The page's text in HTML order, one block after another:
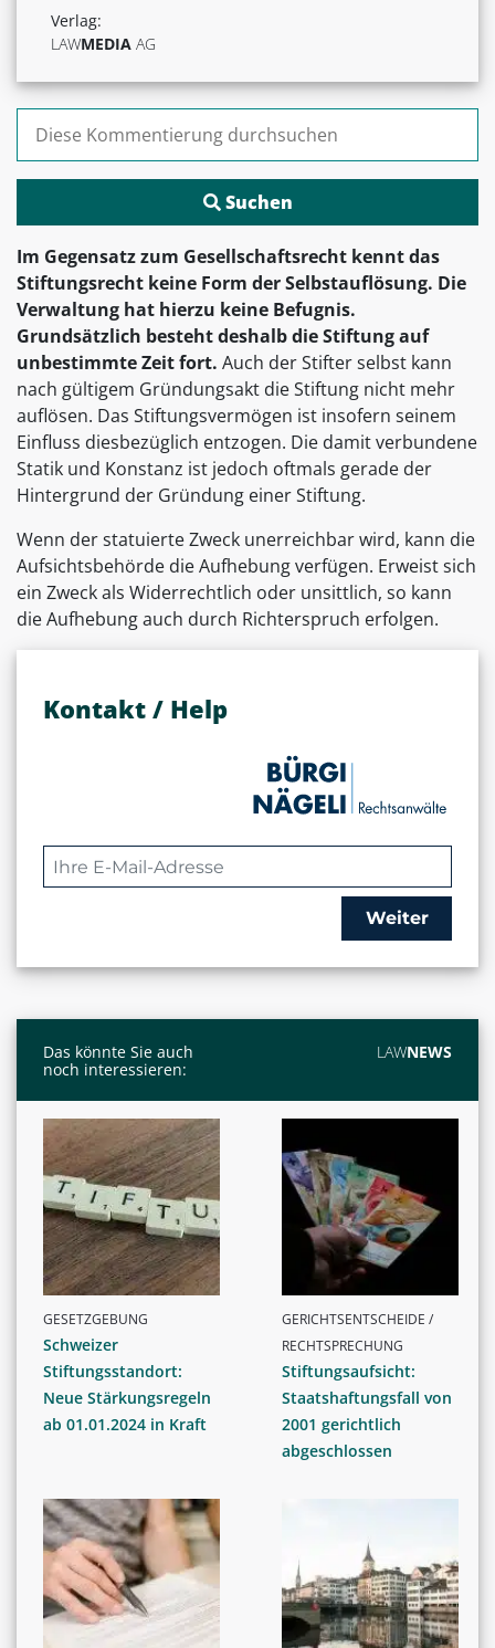
Verlag:
LAWMEDIA AG
Suchen nach:
Im Gegensatz zum Gesellschaftsrecht kennt das
Stiftungsrecht keine Form der Selbstauflösung. Die
Verwaltung hat hierzu keine Befugnis.
Grundsätzlich besteht deshalb die Stiftung auf
unbestimmte Zeit fort. Auch der Stifter selbst kann
nach gültigem Gründungsakt die Stiftung nicht mehr
auflösen. Das Stiftungsvermögen ist insofern seinem
Einfluss diesbezüglich entzogen. Die damit verbundene
Statik und Konstanz ist jedoch oftmals gerade der
Hintergrund der Gründung einer Stiftung.
Wenn der statuierte Zweck unerreichbar wird, kann die
Aufsichtsbehörde die Aufhebung verfügen. Erweist sich
ein Zweck als Widerrechtlich oder unsittlich, so kann
die Aufhebung auch durch Richterspruch erfolgen.
Kontakt / Help
Weiter
Das könnte Sie auch
noch interessieren:
LAWNEWS
GESETZGEBUNG
Schweizer
Stiftungsstandort:
Neue Stärkungsregeln
ab 01.01.2024 in Kraft
GERICHTSENTSCHEIDE /
RECHTSPRECHUNG
Stiftungsaufsicht:
Staatshaftungsfall von
2001 gerichtlich
abgeschlossen